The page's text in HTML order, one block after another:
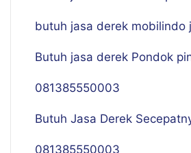
butuh jasa derek mobilindo
Butuh jasa derek Pondok
081385550003
Butuh Jasa Derek
081385550003